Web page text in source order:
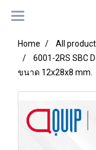
Home All
6001-2RS SBC
ขนาด 12x28x8 mm.